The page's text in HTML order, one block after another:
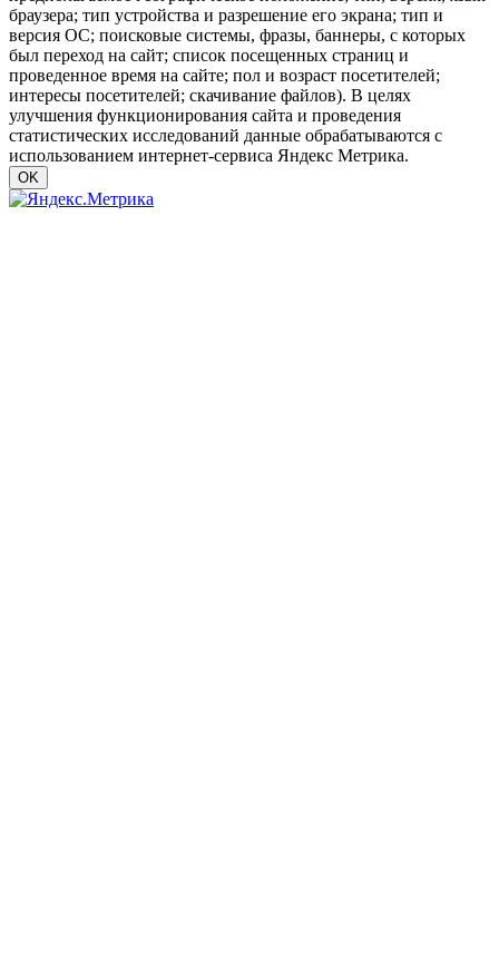
браузера; тип устройства и разрешение его экрана; тип и
версия ОС; поисковые системы, фразы, баннеры, с которых
был переход на сайт; список посещенных страниц и
проведенное время на сайте; пол и возраст посетителей;
интересы посетителей; скачивание файлов). В целях
улучшения функционирования сайта и проведения
статистических исследований данные обрабатываются с
использованием интернет-сервиса Яндекс Метрика.
OK